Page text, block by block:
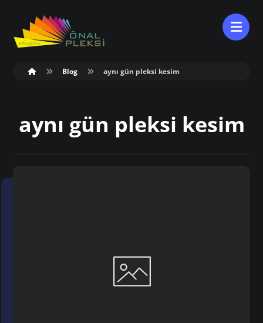
Blog aynı gün pleksi kesim
aynı gün pleksi kesim